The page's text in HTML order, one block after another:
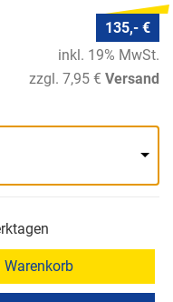
135,- €
inkl. 19% MwSt.
zzgl. 7,95 € Versand
Warenkorb